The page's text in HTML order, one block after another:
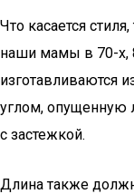
Что касается
наши мамы в 70-х,
изготавливаются
углом, опущенную
с застежкой.
Длина также